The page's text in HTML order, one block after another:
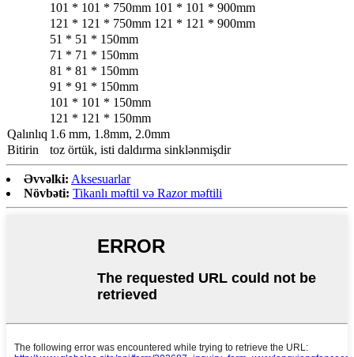
101 * 101 * 750mm 101 * 101 * 900mm
121 * 121 * 750mm 121 * 121 * 900mm
51 * 51 * 150mm
71 * 71 * 150mm
81 * 81 * 150mm
91 * 91 * 150mm
101 * 101 * 150mm
121 * 121 * 150mm
Qalınlıq 1.6 mm, 1.8mm, 2.0mm
Bitirin
toz örtük, isti daldırma sinklənmişdir
Əvvəlki: Aksesuarlar
Növbəti: Tikanlı məftil və Razor məftili